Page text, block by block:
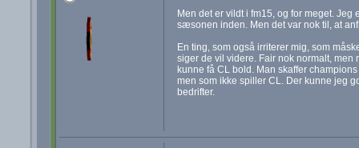
Men det er vildt i fm15, og for meget.
sæsonen inden. Men det var nok til, at
En ting, som også irriterer mig, som
siger de vil videre. Fair nok normalt, men
kunne få CL bold. Man skaffer
men som ikke spiller CL. Der kunne jeg
bedrifter.